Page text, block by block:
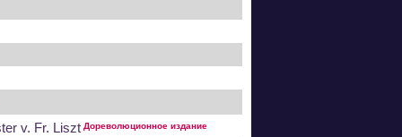
v. Fr. Liszt Дореволюционное издание